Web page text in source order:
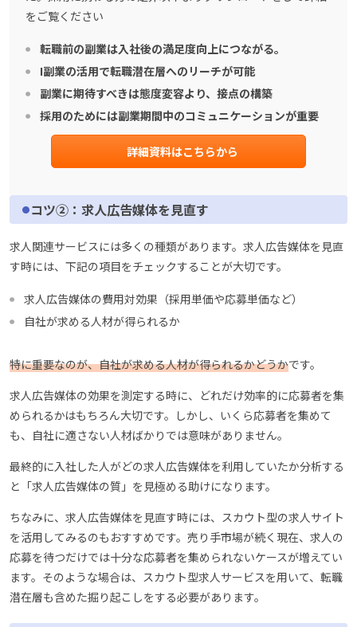
をご覧ください
転職前の副業は入社後の満足度向上につながる。
I副業の活用で転職潜在層へのリーチが可能
副業に期待すべきは態度変容より、接点の構築
採用のためには副業期間中のコミュニケーションが重要
詳細資料はこちらから
コツ②：求人広告媒体を見直す
求人関連サービスには多くの種類があります。求人広告媒体を見直
す時には、下記の項目をチェックすることが大切です。
求人広告媒体の費用対効果（採用単価や応募単価など）
自社が求める人材が得られるか
特に重要なのが、自社が求める人材が得られるかどうかです。
求人広告媒体の効果を測定する時に、どれだけ効率的に応募者を集
められるかはもちろん大切です。しかし、いくら応募者を集めて
も、自社に適さない人材ばかりでは意味がありません。
最終的に入社した人がどの求人広告媒体を利用していたか分析する
と「求人広告媒体の質」を見極める助けになります。
ちなみに、求人広告媒体を見直す時には、スカウト型の求人サイト
を活用してみるのもおすすめです。売り手市場が続く現在、求人の
応募を待つだけでは十分な応募者を集められないケースが増えてい
ます。そのような場合は、スカウト型求人サービスを用いて、転職
潜在層も含めた掘り起こしをする必要があります。